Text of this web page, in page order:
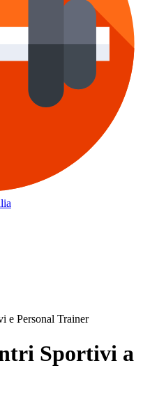
e Personal Trainer
Sportivi a